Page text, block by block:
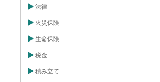
法律
火災保険
生命保険
税金
積み立て